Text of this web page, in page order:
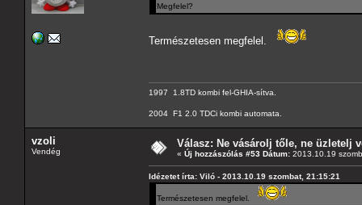
Megfelel?
Természetesen megfelel.
1997 1.8TD kombi fel-GHIA-sítva.
2004 F1 2.0 TDCi kombi automata.
vzoli
Vendég
Válasz: Ne vásárolj tőle, ne üzletelj
« Új hozzászólás #53 Dátum: 2013.10.19
Idézetet írta: Viló - 2013.10.19 szombat, 21:15:21
Természetesen megfelel.